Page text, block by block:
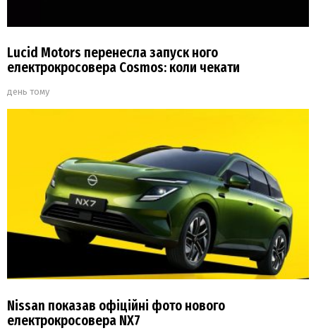
Lucid Motors перенесла запуск ного
електрокросовера Cosmos: коли чекати
день тому
Nissan показав офіційні фото нового
електрокросовера NX7